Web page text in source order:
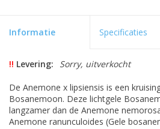
Informatie Specificaties
!! Levering: Sorry, uitverkocht
De Anemone x lipsiensis is een
Bosanemoon. Deze lichtgele
langzamer dan de Anemone
Anemone ranunculoides (Gele